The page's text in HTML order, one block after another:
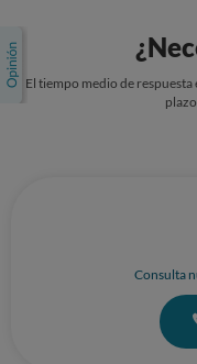
El tiempo medio de respuesta
Consulta